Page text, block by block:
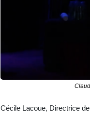
Cécile Lacoue, Directrice